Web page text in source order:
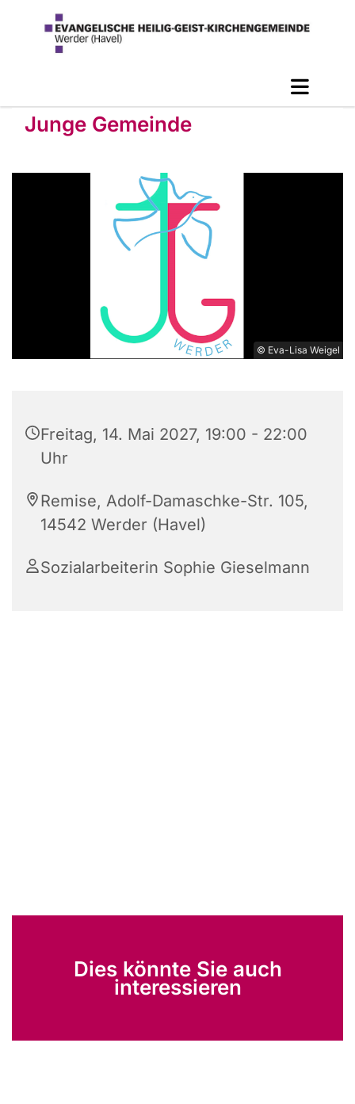
Junge Gemeinde
© Eva-Lisa Weigel
Freitag, 14. Mai 2027, 19:00 - 22:00
Uhr
Remise, Adolf-Damaschke-Str. 105,
14542 Werder (Havel)
Sozialarbeiterin Sophie Gieselmann
Dies könnte Sie auch
interessieren